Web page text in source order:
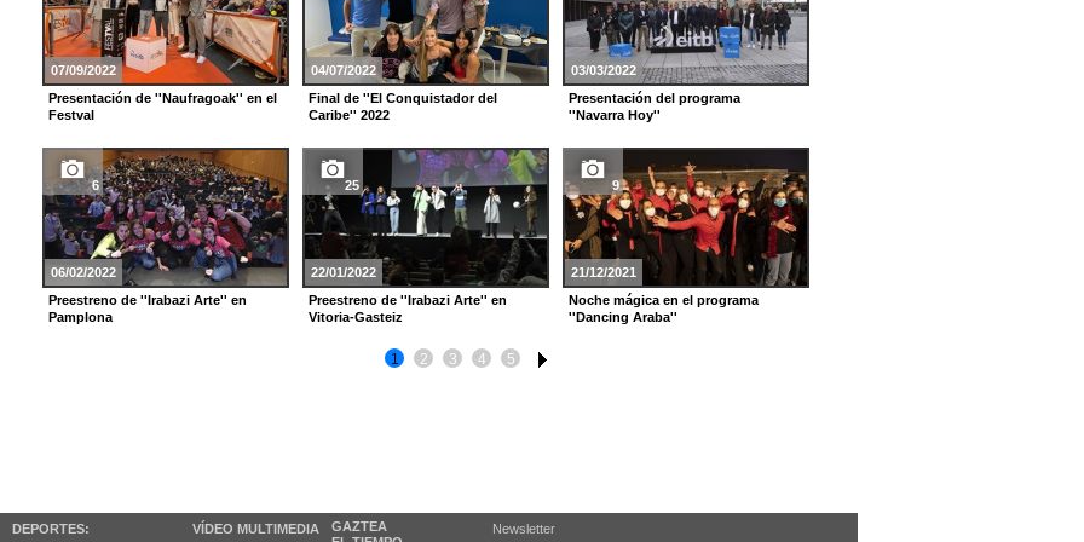
07/09/2022
Presentación de ''Naufragoak'' en el
Festval
04/07/2022
Final de ''El Conquistador del
Caribe'' 2022
03/03/2022
Presentación del programa
''Navarra Hoy''
6
06/02/2022
Preestreno de ''Irabazi Arte'' en
Pamplona
25
22/01/2022
Preestreno de ''Irabazi Arte'' en
Vitoria-Gasteiz
9
21/12/2021
Noche mágica en el programa
''Dancing Araba''
1 2 3 4 5
DEPORTES:
VÍDEO MULTIMEDIA
GAZTEA
Newsletter